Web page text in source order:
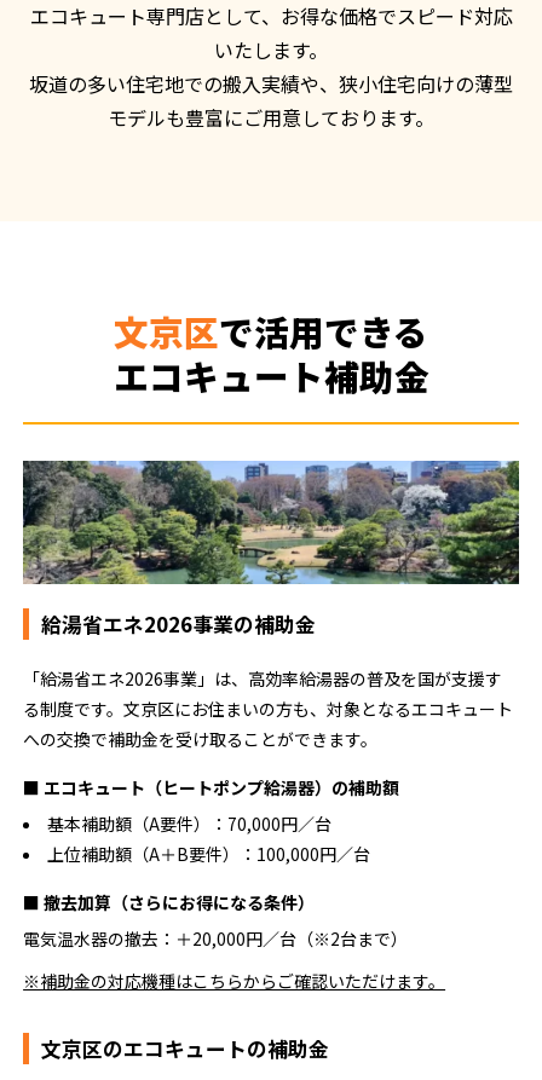
エコキュート専門店として、お得な価格でスピード対応
いたします。
坂道の多い住宅地での搬入実績や、狭小住宅向けの薄型
モデルも豊富にご用意しております。
文京区で活用できる
エコキュート補助金
給湯省エネ2026事業の補助金
「給湯省エネ2026事業」は、高効率給湯器の普及を国が支援す
る制度です。文京区にお住まいの方も、対象となるエコキュート
への交換で補助金を受け取ることができます。
■ エコキュート（ヒートポンプ給湯器）の補助額
基本補助額（A要件）：70,000円／台
上位補助額（A＋B要件）：100,000円／台
■ 撤去加算（さらにお得になる条件）
電気温水器の撤去：＋20,000円／台（※2台まで）
※補助金の対応機種はこちらからご確認いただけます。
文京区のエコキュートの補助金